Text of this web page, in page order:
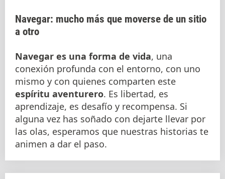
Navegar: mucho más que moverse de un sitio
a otro
Navegar es una forma de vida, una
conexión profunda con el entorno, con uno
mismo y con quienes comparten este
espíritu aventurero. Es libertad, es
aprendizaje, es desafío y recompensa. Si
alguna vez has soñado con dejarte llevar por
las olas, esperamos que nuestras historias te
animen a dar el paso.